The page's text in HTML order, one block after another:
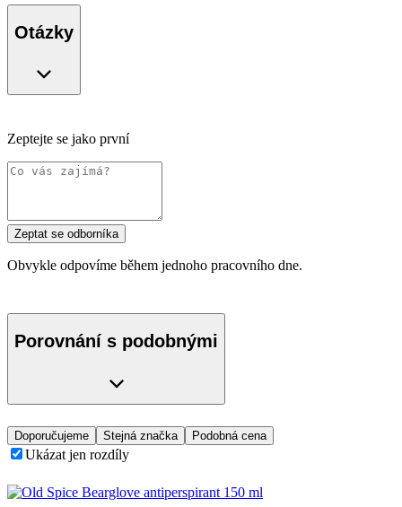
Otázky
Zeptejte se jako první
Zeptat se odborníka
Obvykle odpovíme během jednoho pracovního dne.
Porovnání s podobnými
Doporučujeme Stejná značka Podobná cena
Ukázat jen rozdíly